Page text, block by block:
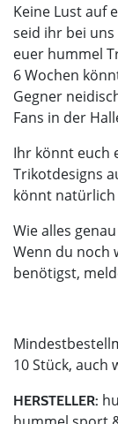
Keine Lust auf
seid ihr bei
euer hummel
6 Wochen
Gegner
Fans in der
Ihr könnt euch
Trikotdesigns
könnt natürlich
Wie alles
Wenn du noch
benötigst,
10 Stück, auch
HERSTELLER: